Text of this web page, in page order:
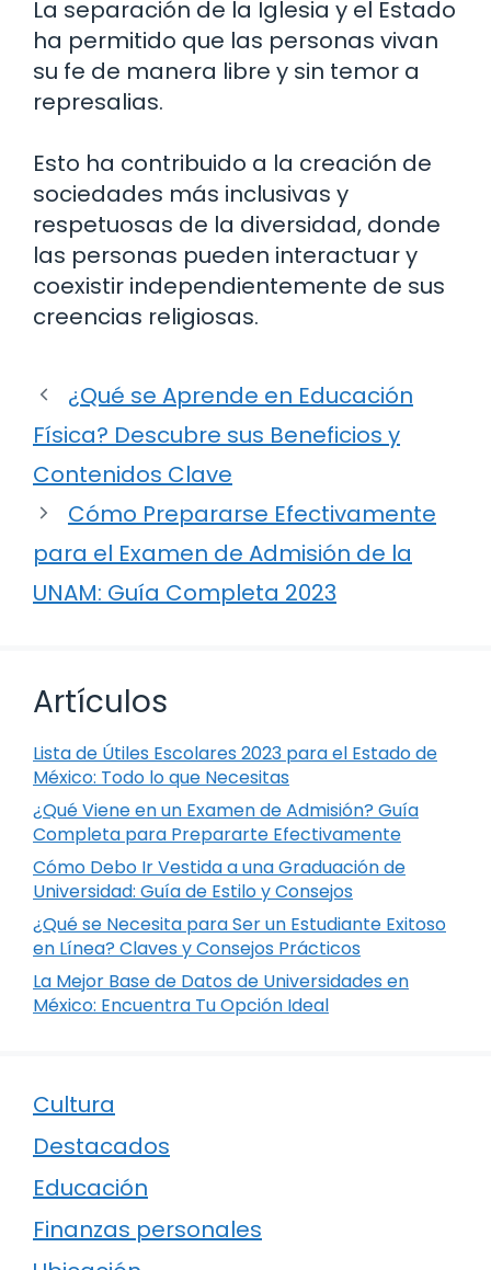
La separación de la Iglesia y el Estado
ha permitido que las personas vivan
su fe de manera libre y sin temor a
represalias.
Esto ha contribuido a la creación de
sociedades más inclusivas y
respetuosas de la diversidad, donde
las personas pueden interactuar y
coexistir independientemente de sus
creencias religiosas.
¿Qué se Aprende en Educación
Física? Descubre sus Beneficios y
Contenidos Clave
Cómo Prepararse Efectivamente
para el Examen de Admisión de la
UNAM: Guía Completa 2023
Artículos
Lista de Útiles Escolares 2023 para el Estado de
México: Todo lo que Necesitas
¿Qué Viene en un Examen de Admisión? Guía
Completa para Prepararte Efectivamente
Cómo Debo Ir Vestida a una Graduación de
Universidad: Guía de Estilo y Consejos
¿Qué se Necesita para Ser un Estudiante Exitoso
en Línea? Claves y Consejos Prácticos
La Mejor Base de Datos de Universidades en
México: Encuentra Tu Opción Ideal
Cultura
Destacados
Educación
Finanzas personales